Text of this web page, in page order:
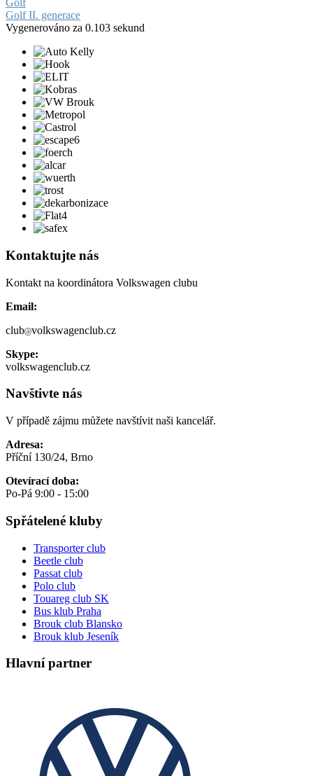
Golf
Golf II. generace
Vygenerováno za 0.103 sekund
Kontaktujte nás
Kontakt na koordinátora Volkswagen clubu
Email:
club volkswagenclub.cz
Skype:
volkswagenclub.cz
Navštivte nás
V případě zájmu můžete navštívit naši kancelář.
Adresa:
Příční 130/24, Brno
Otevírací doba:
Po-Pá 9:00 - 15:00
Spřátelené kluby
Transporter club
Beetle club
Passat club
Polo club
Touareg club SK
Bus klub Praha
Brouk club Blansko
Brouk klub Jeseník
Hlavní partner